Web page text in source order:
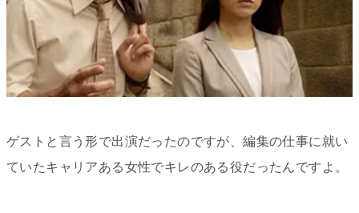
ゲストと言う形で出演だったのですが、編集の仕事に就い
ていたキャリアある女性でキレのある役だったんですよ。